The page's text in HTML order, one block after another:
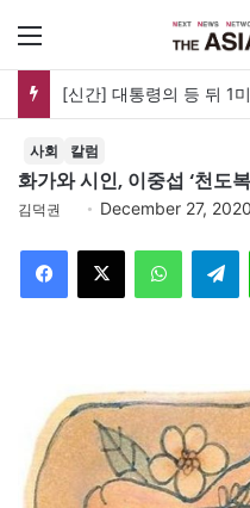
사회 칼럼
화가와 시인, 이중섭 ‘천도
김덕권 December 27, 2020